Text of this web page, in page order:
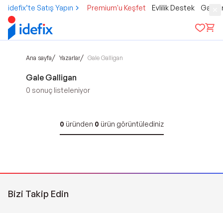
idefix’te Satış Yapın Premium'u Keşfet Evlilik Destek
Ana sayfa/ Yazarlar/ Gale Galligan
Gale Galligan
0 sonuç listeleniyor
0 üründen 0 ürün görüntülediniz
Bizi Takip Edin